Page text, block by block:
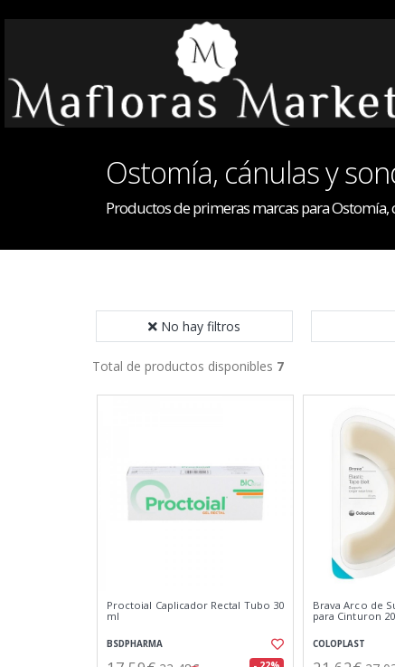
Ostomía, cánulas y
Productos de primeras marcas para Ostomía,
No hay filtros
Total de productos disponibles 7
Proctoial Caplicador Rectal Tubo 30
ml
BSDPHARMA
Brava Arco de
para Cinturon 20
COLOPLAST